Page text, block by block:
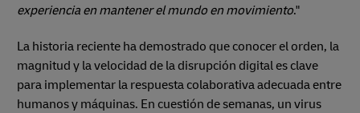
experiencia en mantener el mundo en movimiento."
La historia reciente ha demostrado que conocer el orden, la
magnitud y la velocidad de la disrupción digital es clave
para implementar la respuesta colaborativa adecuada entre
humanos y máquinas. En cuestión de semanas, un virus